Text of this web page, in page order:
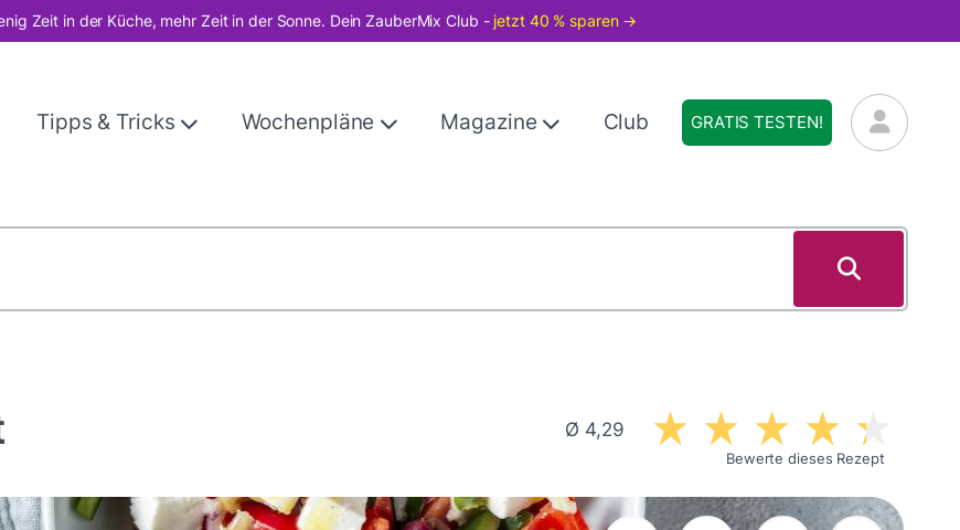
Zeit in der Küche, mehr Zeit in der Sonne. Dein ZauberMix Club - jetzt 40 % sparen →
Tipps & Tricks Wochenpläne Magazine Club GRATIS TESTEN!
Ø 4,29
Bewerte dieses Rezept